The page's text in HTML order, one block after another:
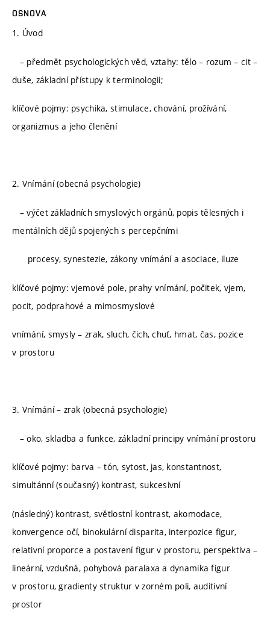
OSNOVA
1. Úvod
– předmět psychologických věd, vztahy: tělo – rozum – cit –
duše, základní přístupy k terminologii;
klíčové pojmy: psychika, stimulace, chování, prožívání,
organizmus a jeho členění
2. Vnímání (obecná psychologie)
– výčet základních smyslových orgánů, popis tělesných i
mentálních dějů spojených s percepčními
procesy, synestezie, zákony vnímání a asociace, iluze
klíčové pojmy: vjemové pole, prahy vnímání, počitek, vjem,
pocit, podprahové a mimosmyslové
vnímání, smysly – zrak, sluch, čich, chuť, hmat, čas, pozice
v prostoru
3. Vnímání – zrak (obecná psychologie)
– oko, skladba a funkce, základní principy vnímání prostoru
klíčové pojmy: barva – tón, sytost, jas, konstantnost,
simultánní (současný) kontrast, sukcesivní
(následný) kontrast, světlostní kontrast, akomodace,
konvergence očí, binokulární disparita, interpozice figur,
relativní proporce a postavení figur v prostoru, perspektiva –
lineární, vzdušná, pohybová paralaxa a dynamika figur
v prostoru, gradienty struktur v zorném poli, auditivní
prostor